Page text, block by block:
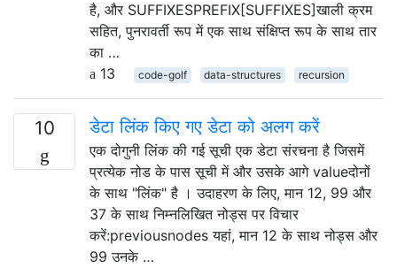
है, और SUFFIXESPREFIX[SUFFIXES]खाली क्रम
सहित, पुनरावर्ती रूप में एक साथ संक्षिप्त रूप के साथ तार
का …
13
code-golf data-structures recursion
10 डेटा लिंक किए गए डेटा को अलग करें
एक दोगुनी लिंक की गई सूची एक डेटा संरचना है जिसमें
प्रत्येक नोड के पास सूची में और उसके आगे valueदोनों
के साथ "लिंक" है । उदाहरण के लिए, मान 12, 99 और
37 के साथ निम्नलिखित नोड्स पर विचार
करें:previousnodes यहां, मान 12 के साथ नोड्स और
99 उनके …